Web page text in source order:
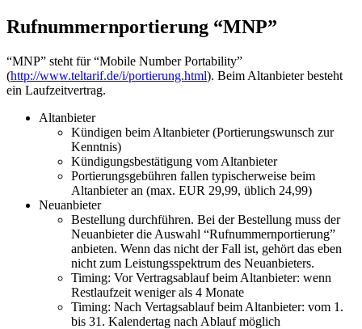
Rufnummernportierung “MNP”
“MNP” steht für “Mobile Number Portability”
(http://www.teltarif.de/i/portierung.html). Beim Altanbieter besteht
ein Laufzeitvertrag.
Altanbieter
Kündigen beim Altanbieter (Portierungswunsch zur
Kenntnis)
Kündigungsbestätigung vom Altanbieter
Portierungsgebühren fallen typischerweise beim
Altanbieter an (max. EUR 29,99, üblich 24,99)
Neuanbieter
Bestellung durchführen. Bei der Bestellung muss der
Neuanbieter die Auswahl “Rufnummernportierung”
anbieten. Wenn das nicht der Fall ist, gehört das eben
nicht zum Leistungsspektrum des Neuanbieters.
Timing: Vor Vertragsablauf beim Altanbieter: wenn
Restlaufzeit weniger als 4 Monate
Timing: Nach Vertagsablauf beim Altanbieter: vom 1.
bis 31. Kalendertag nach Ablauf möglich